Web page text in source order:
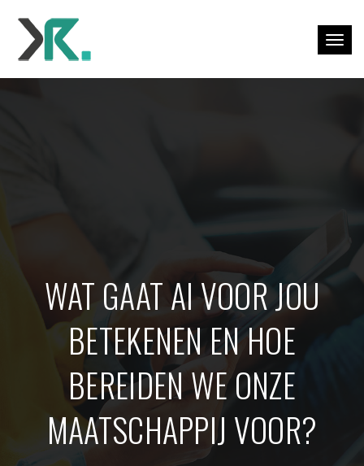
WAT GAAT AI VOOR JOU
BETEKENEN EN HOE
BEREIDEN WE ONZE
MAATSCHAPPIJ VOOR?